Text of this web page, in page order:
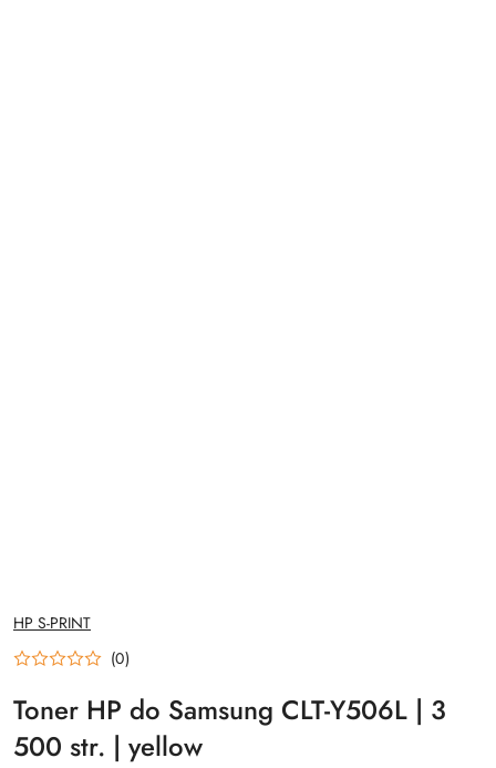
NAZWA
PRODUCENTA:
HP S-PRINT
(0)
Toner HP do Samsung CLT-Y506L | 3
500 str. | yellow